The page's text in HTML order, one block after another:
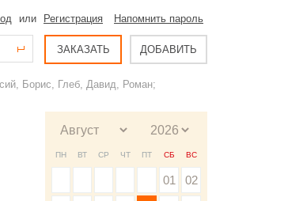
или Регистрация Напомнить пароль
ЗАКАЗАТЬ ДОБАВИТЬ
Борис, Глеб, Давид, Роман;
ПН ВТ СР ЧТ ПТ СБ ВС
01 02